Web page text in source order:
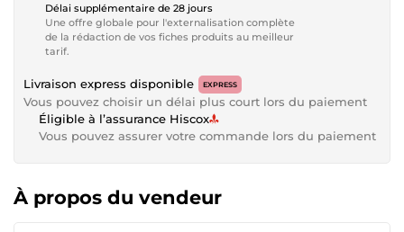
Délai supplémentaire de 28 jours
Une offre globale pour l'externalisation complète
de la rédaction de vos fiches produits au meilleur
tarif.
Livraison express disponible EXPRESS
Vous pouvez choisir un délai plus court lors du paiement
Éligible à l’assurance Hiscox
Vous pouvez assurer votre commande lors du paiement
À propos du vendeur